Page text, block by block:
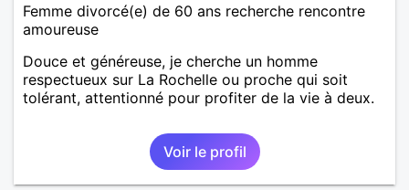
Femme divorcé(e) de 60 ans recherche rencontre
amoureuse
Douce et généreuse, je cherche un homme
respectueux sur La Rochelle ou proche qui soit
tolérant, attentionné pour profiter de la vie à deux.
Voir le profil